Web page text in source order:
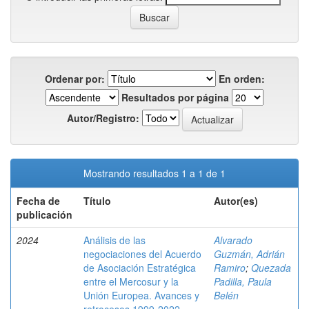
Ordenar por:
En orden:
Resultados por página
Autor/Registro:
Mostrando resultados 1 a 1 de 1
Fecha de
publicación
Título Autor(es)
2024
Análisis de las
negociaciones del Acuerdo
de Asociación Estratégica
entre el Mercosur y la
Unión Europea. Avances y
Alvarado
Guzmán, Adrián
Ramiro; Quezada
Padilla, Paula
Belén